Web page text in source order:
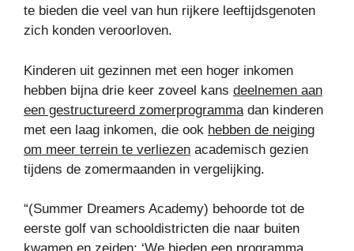
te bieden die veel van hun rijkere leeftijdsgenoten
zich konden veroorloven.
Kinderen uit gezinnen met een hoger inkomen
hebben bijna drie keer zoveel kans deelnemen aan
een gestructureerd zomerprogramma dan kinderen
met een laag inkomen, die ook hebben de neiging
om meer terrein te verliezen academisch gezien
tijdens de zomermaanden in vergelijking.
“(Summer Dreamers Academy) behoorde tot de
eerste golf van schooldistricten die naar buiten